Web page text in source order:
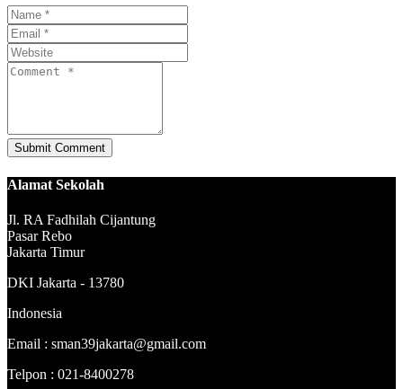
Alamat Sekolah
Jl. RA Fadhilah Cijantung
Pasar Rebo
Jakarta Timur
DKI Jakarta - 13780
Indonesia
Email : sman39jakarta@gmail.com
Telpon : 021-8400278